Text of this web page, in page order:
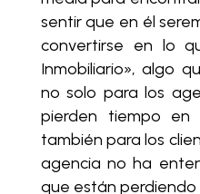
sentir que en él
convertirse en lo
Inmobiliario», algo
no solo para los
pierden tiempo en
también para los
agencia no ha
que están perdiendo